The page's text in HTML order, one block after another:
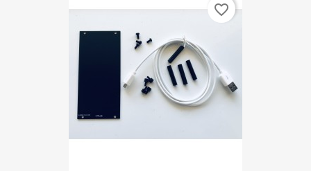
favorite_border